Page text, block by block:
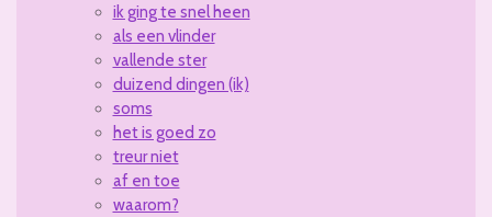
ik ging te snel heen
als een vlinder
vallende ster
duizend dingen (ik)
soms
het is goed zo
treur niet
af en toe
waarom?